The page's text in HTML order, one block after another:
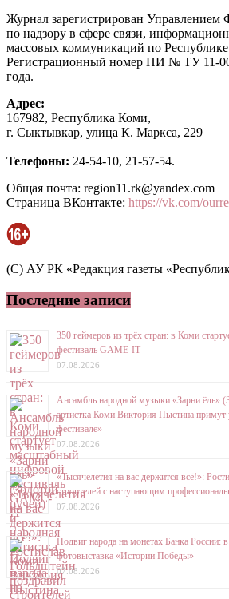
Журнал зарегистрирован Управлением
по надзору в сфере связи,
массовых коммуникаций по
Регистрационный номер ПИ № ТУ 11-
года.
Адрес:
167982, Республика Коми,
г. Сыктывкар, улица К. Маркса, 229
Телефоны: 24-54-10, 21-57-54.
Общая почта: region11.rk@yandex.com
Страница ВКонтакте: https://vk.com/
(C) АУ РК «Редакция газеты
Последние записи
350 геймеров из трёх стран: в Коми
фестиваль GAME-IT
07.08.2026
Ансамбль народной музыки «Зарни ёль»
артистка Коми Виктория Пыстина
фестивале»
07.08.2026
«Тысячелетия на вас держится всё!»:
строителей с наступающим
07.08.2026
Подвиг народа на монетах Банка России:
фотовыставка «Истории Победы»
07.08.2026